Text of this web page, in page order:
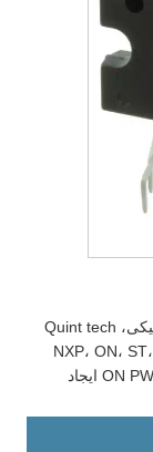
با بیش از 10 سال تجربه در بازار قطعات الکترونیکی، Quint tech
روابط خوبی با کارخانه ها و توزیع کنندگان، مانند NXP، ON، ST،
Maxim، Microchip، شامل IC برای ON PWR DRIVER ایجاد